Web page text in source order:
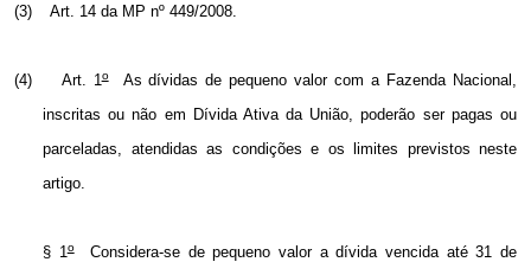
(3) Art. 14 da MP nº 449/2008.
(4) Art. 1oAs dívidas de pequeno valor com a Fazenda Nacional,
inscritas ou não em Dívida Ativada União, poderão ser pagas ou
parceladas, atendidas as condições e os limites previstos neste
artigo.
§ 1oConsidera-se de pequeno valor a dívida vencida até 31 de